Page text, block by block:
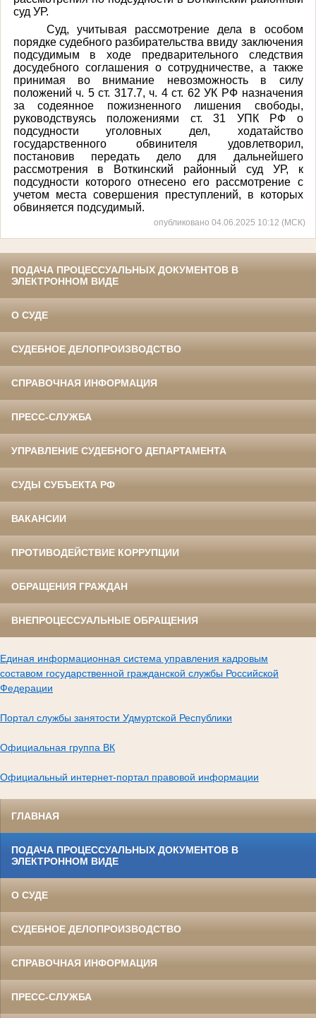
суд УР.
Суд, учитывая рассмотрение дела в особом
порядке судебного разбирательства ввиду заключения
подсудимым в ходе предварительного следствия
досудебного соглашения о сотрудничестве, а также
принимая во внимание невозможность в силу
положений ч. 5 ст. 317.7, ч. 4 ст. 62 УК РФ назначения
за содеянное пожизненного лишения свободы,
руководствуясь положениями ст. 31 УПК РФ о
подсудности уголовных дел, ходатайство
государственного обвинителя удовлетворил,
постановив передать дело для дальнейшего
рассмотрения в Воткинский районный суд УР, к
подсудности которого отнесено его рассмотрение с
учетом места совершения преступлений, в которых
обвиняется подсудимый.
опубликовано 04.06.2025 10:12 (МСК)
ПОДАЧА ПРОЦЕССУАЛЬНЫХ ДОКУМЕНТОВ В
ЭЛЕКТРОННОМ ВИДЕ
О СУДЕ
СУДЕБНОЕ ДЕЛОПРОИЗВОДСТВО
СПРАВОЧНАЯ ИНФОРМАЦИЯ
ПРЕСС-СЛУЖБА
УПРАВЛЕНИЕ СУДЕБНОГО ДЕПАРТАМЕНТА
СУДЫ СУБЪЕКТА РФ
ВАКАНСИИ
ПРОТИВОДЕЙСТВИЕ КОРРУПЦИИ
ОБРАЩЕНИЯ ГРАЖДАН
ВНЕПРОЦЕССУАЛЬНЫЕ ОБРАЩЕНИЯ
Единая информационная система управления кадровым
составом государственной гражданской службы Российской
Федерации
Портал службы занятости Удмуртской Республики
Официальная группа ВК
Официальный интернет-портал правовой информации
ГЛАВНАЯ
ПОДАЧА ПРОЦЕССУАЛЬНЫХ ДОКУМЕНТОВ В
ЭЛЕКТРОННОМ ВИДЕ
О СУДЕ
СУДЕБНОЕ ДЕЛОПРОИЗВОДСТВО
СПРАВОЧНАЯ ИНФОРМАЦИЯ
ПРЕСС-СЛУЖБА